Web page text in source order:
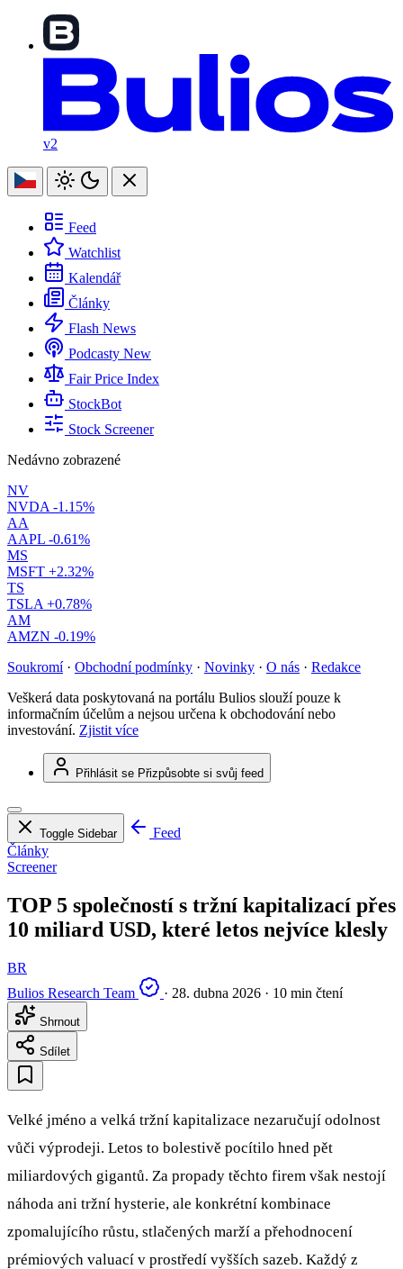
v2
Feed
Watchlist
Kalendář
Články
Flash News
Podcasty New
Fair Price Index
StockBot
Stock Screener
Nedávno zobrazené
NV
NVDA -1.15%
AA
AAPL -0.61%
MS
MSFT +2.32%
TS
TSLA +0.78%
AM
AMZN -0.19%
Soukromí · Obchodní podmínky · Novinky · O nás · Redakce
Veškerá data poskytovaná na portálu Bulios slouží pouze k
informačním účelům a nejsou určena k obchodování nebo
investování. Zjistit více
Přihlásit se Přizpůsobte si svůj feed
Toggle Sidebar
Feed
Články
Screener
TOP 5 společností s tržní kapitalizací přes
10 miliard USD, které letos nejvíce klesly
BR
Bulios Research Team
· 28. dubna 2026 · 10 min čtení
Shrnout
Sdílet
Velké jméno a velká tržní kapitalizace nezaručují odolnost
vůči výprodeji. Letos to bolestivě pocítilo hned pět
miliardových gigantů. Za propady těchto firem však nestojí
náhoda ani tržní hysterie, ale konkrétní kombinace
zpomalujícího růstu, stlačených marží a přehodnocení
prémiových valuací v prostředí vyšších sazeb. Každý z